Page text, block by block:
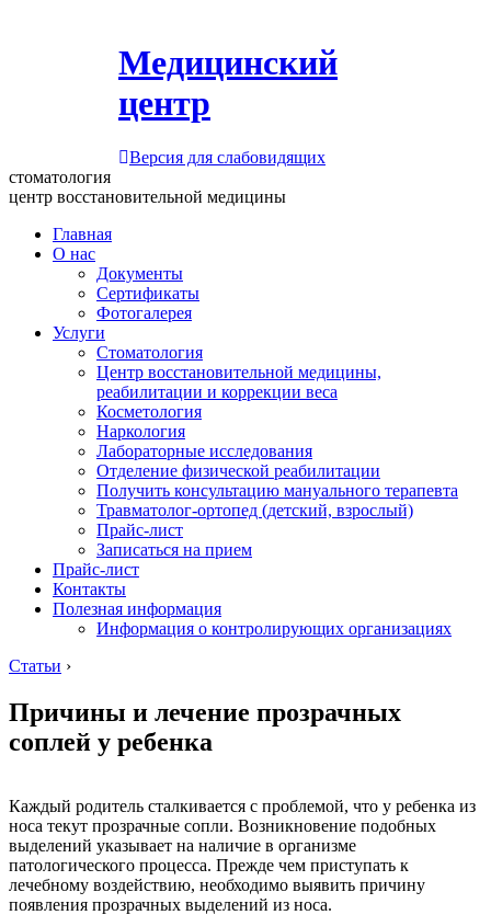
Медицинский
центр
Версия для слабовидящих
стоматология
центр восстановительной медицины
Главная
О нас
Документы
Сертификаты
Фотогалерея
Услуги
Стоматология
Центр восстановительной медицины,
реабилитации и коррекции веса
Косметология
Наркология
Лабораторные исследования
Отделение физической реабилитации
Получить консультацию мануального терапевта
Травматолог-ортопед (детский, взрослый)
Прайс-лист
Записаться на прием
Прайс-лист
Контакты
Полезная информация
Информация о контролирующих организациях
Статьи ›
Причины и лечение прозрачных
соплей у ребенка
Каждый родитель сталкивается с проблемой, что у ребенка из
носа текут прозрачные сопли. Возникновение подобных
выделений указывает на наличие в организме
патологического процесса. Прежде чем приступать к
лечебному воздействию, необходимо выявить причину
появления прозрачных выделений из носа.